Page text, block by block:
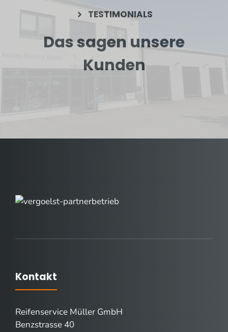
TESTIMONIALS
Das sagen unsere
Kunden
Kontakt
Reifenservice Müller GmbH
Benzstrasse 40